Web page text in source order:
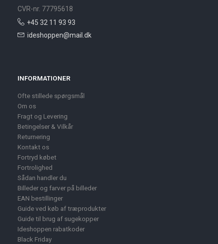
CVR-nr. 77795618
+45 32 11 93 93
ideshoppen@mail.dk
INFORMATIONER
Ofte stillede spørgsmål
Om os
Fragt og Levering
Betingelser & Vilkår
Returnering
Kontakt os
Fortryd købet
Fortrolighed
Sådan handler du
Billeder og farver på billeder
EAN bestillinger
Guide ved køb af træprodukter
Guide til brug af sugekopper
Ideshoppen rabatkoder
Black Friday